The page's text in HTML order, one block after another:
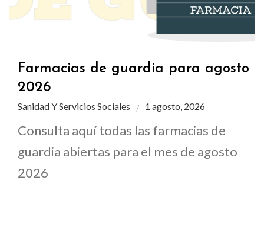
Farmacias de guardia para agosto
2026
Sanidad Y Servicios Sociales 1 agosto, 2026
Consulta aquí todas las farmacias de
guardia abiertas para el mes de agosto
2026